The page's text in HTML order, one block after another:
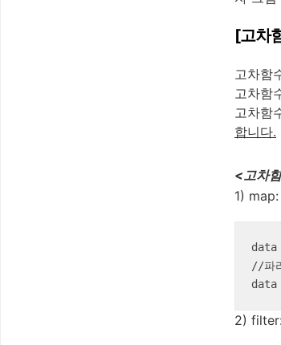
[고차
고차함
고차함
고차함
합니다.
<고차
1)
//파
2)